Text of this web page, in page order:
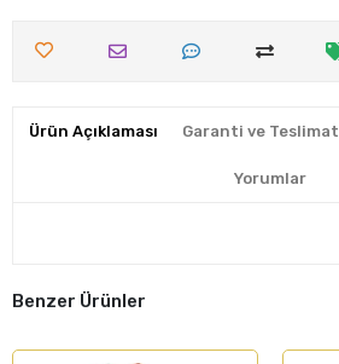
Ürün Açıklaması Garanti ve Teslimat
Yorumlar
Benzer Ürünler